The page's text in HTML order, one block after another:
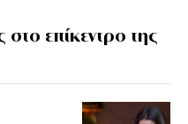
στο επίκεντρο της